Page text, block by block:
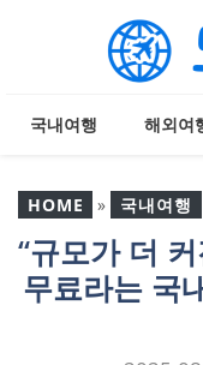
뛰
기
국내여행 해외여
HOME » 국내여행
“규모가 더 커진다”… 입
료와 주차료 무료라는 국
내 유일 소나무 테마 수
“규모가 더
무료라는 국